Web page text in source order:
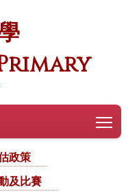
政策
及比賽